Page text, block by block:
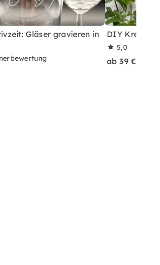
Gläser gravieren in
DIY
5,0
ab 39 €